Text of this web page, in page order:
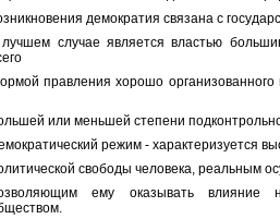
демократия связана с
случае является властью
правления хорошо организованного
или меньшей степени
режим - характеризуется
свободы человека, реальным
ему оказывать влияние